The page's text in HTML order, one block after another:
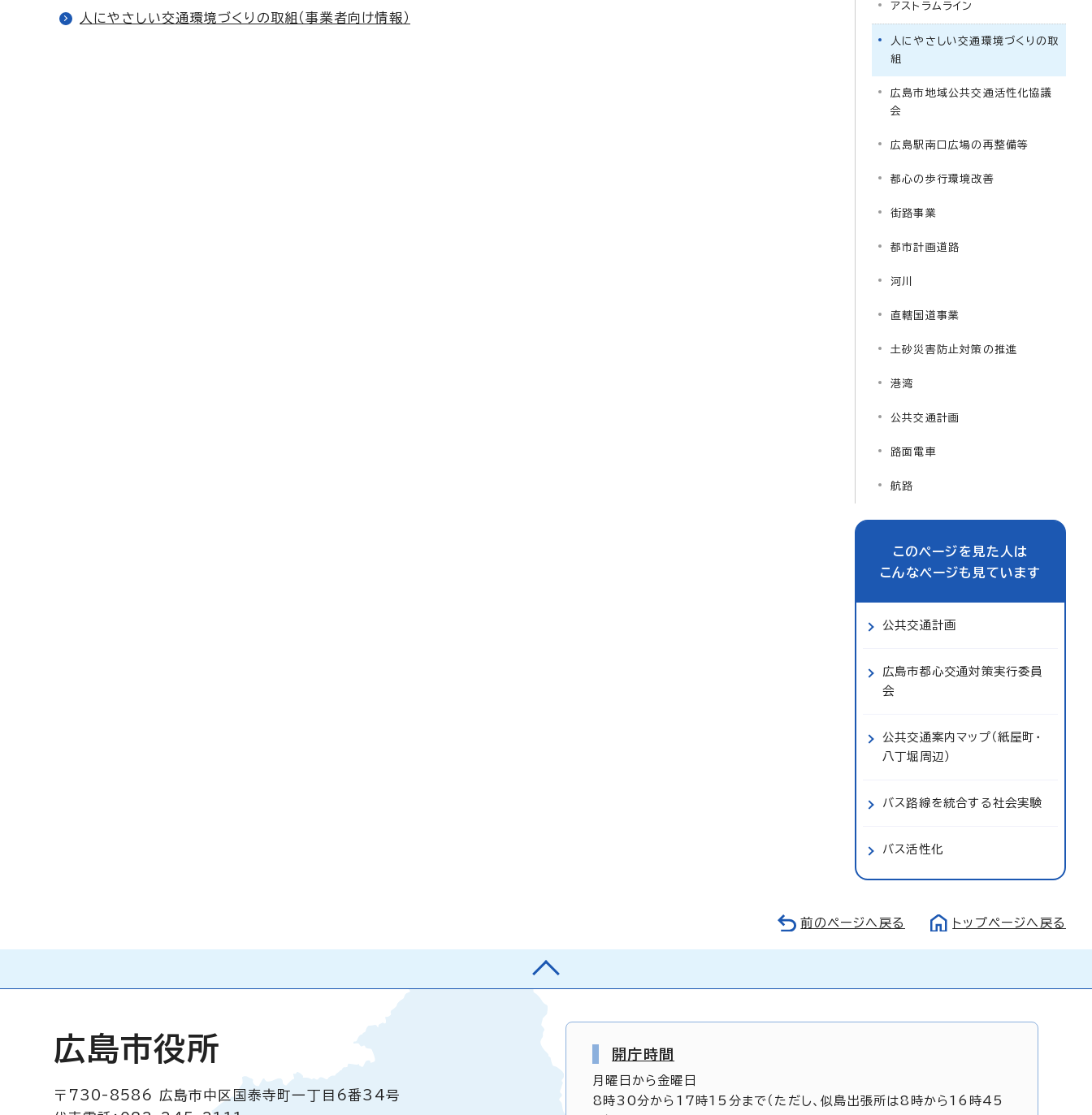
人にやさしい交通環境づくりの取組（事業者向け情報）
アストラムライン
人にやさしい交通環境づくりの取
組
広島市地域公共交通活性化協議
会
広島駅南口広場の再整備等
都心の歩行環境改善
街路事業
都市計画道路
河川
直轄国道事業
土砂災害防止対策の推進
港湾
公共交通計画
路面電車
航路
このページを見た人は
こんなページも見ています
公共交通計画
広島市都心交通対策実行委員
会
公共交通案内マップ（紙屋町・
八丁堀周辺）
バス路線を統合する社会実験
バス活性化
前のページへ戻る トップページへ戻る
広島市役所
〒730-8586
広島市中区国泰寺町一丁目6番34号
開庁時間
月曜日から金曜日
8時30分から17時15分まで（ただし、似島出張所は8時から16時45